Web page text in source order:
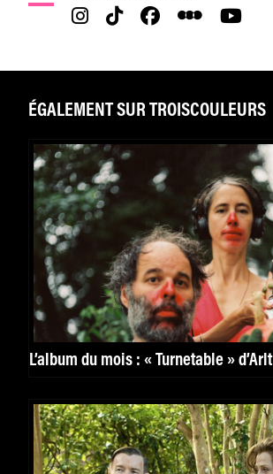
ÉGALEMENT SUR TROISCOULEURS
L’album du mois : « Turnetable » d’Arlt